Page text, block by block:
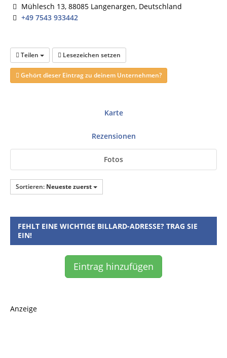
Mühlesch 13, 88085 Langenargen, Deutschland
+49 7543 933442
Teilen Lesezeichen setzen
Gehört dieser Eintrag zu deinem Unternehmen?
Karte
Rezensionen
Fotos
Sortieren: Neueste zuerst
FEHLT EINE WICHTIGE BILLARD-ADRESSE? TRAG SIE
EIN!
Eintrag hinzufügen
Anzeige